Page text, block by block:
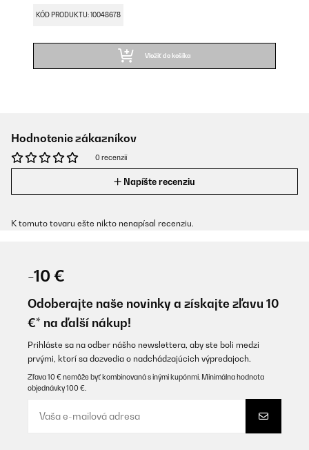
KÓD PRODUKTU: 10048678
Vložiť do košíka
Hodnotenie zákazníkov
0 recenzií
Napíšte recenziu
K tomuto tovaru ešte nikto nenapísal recenziu.
-10 €
Odoberajte naše novinky a získajte zľavu 10
€* na ďalší nákup!
Prihláste sa na odber nášho newslettera, aby ste boli medzi
prvými, ktorí sa dozvedia o nadchádzajúcich výpredajoch.
Zľava 10 € nemôže byť kombinovaná s inými kupónmi. Minimálna hodnota
objednávky 100 €.